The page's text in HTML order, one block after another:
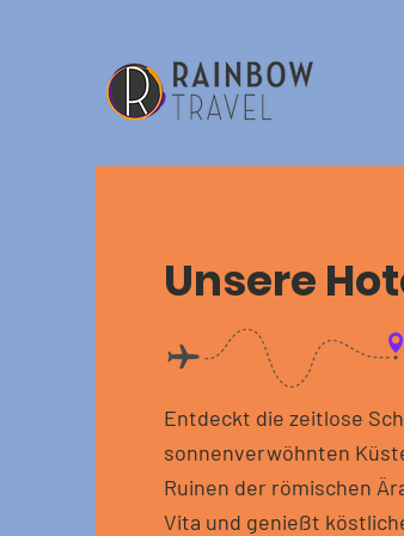
Unsere
Entdeckt die zeitlose
sonnenverwöhnten
Ruinen der römischen
Vita und genießt